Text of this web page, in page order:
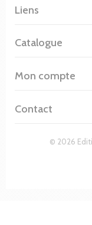
© 2026
Liens
Catalogue
Mon compte
Contact